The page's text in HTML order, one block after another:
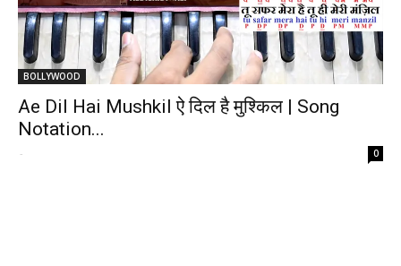
BOLLYWOOD
Ae Dil Hai Mushkil ऐ दिल है मुश्किल | Song
Notation...
- 0